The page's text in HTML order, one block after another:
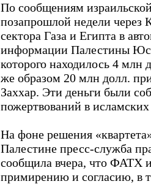
По сообщениям
позапрошлой недели через
сектора Газа и Египта в
информации Палестины
которого находилось 4
же образом 20 млн долл.
Заххар. Эти деньги были
пожертвований в исламских
На фоне решения
Палестине пресс-служба
сообщила вчера, что
примирению и согласию, в